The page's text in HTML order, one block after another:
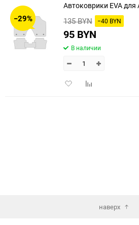
−29%
Автоковрики EVA для
135 BYN −40 BYN
95 BYN
В наличии
ДобавитьДобавить
наверх